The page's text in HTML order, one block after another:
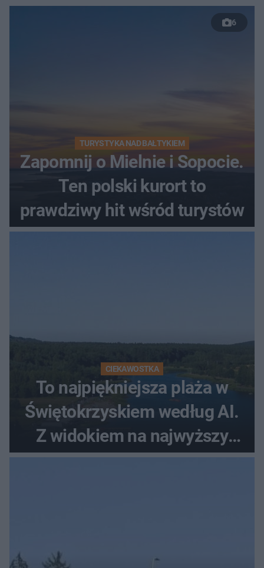
6
TURYSTYKA NAD BAŁTYKIEM
Zapomnij o Mielnie i Sopocie.
Ten polski kurort to
prawdziwy hit wśród turystów
CIEKAWOSTKA
To najpiękniejsza plaża w
Świętokrzyskiem według AI.
Z widokiem na najwyższy
szczyt Gór Świętokrzyskich